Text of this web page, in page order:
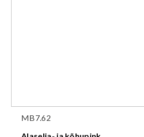
MB7.62